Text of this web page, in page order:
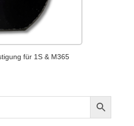
für 1S & M365